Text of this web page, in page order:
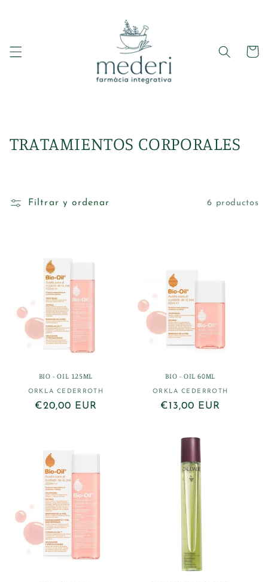
Carrito
C
e
ó
TRATAMIENTOS CORPORALES
Filtrar y ordenar 6 productos
BIO - OIL 125ML
Proveedor:
ORKLA CEDERROTH
Precio
€20,00 EUR
BIO - OIL 60ML
Proveedor:
ORKLA CEDERROTH
Precio
€13,00 EUR